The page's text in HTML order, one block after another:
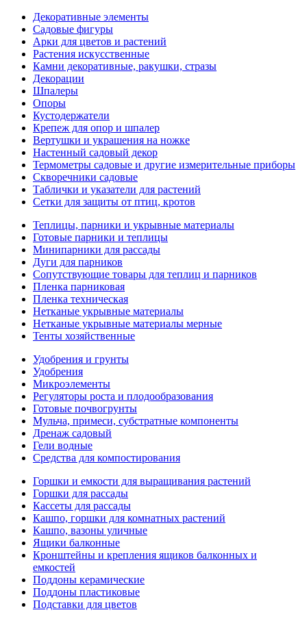
Декоративные элементы
Садовые фигуры
Арки для цветов и растений
Растения искусственные
Камни декоративные, ракушки, стразы
Декорации
Шпалеры
Опоры
Кустодержатели
Крепеж для опор и шпалер
Вертушки и украшения на ножке
Настенный садовый декор
Термометры садовые и другие измерительные приборы
Скворечники садовые
Таблички и указатели для растений
Сетки для защиты от птиц, кротов
Теплицы, парники и укрывные материалы
Готовые парники и теплицы
Минипарники для рассады
Дуги для парников
Сопутствующие товары для теплиц и парников
Пленка парниковая
Пленка техническая
Нетканые укрывные материалы
Нетканые укрывные материалы мерные
Тенты хозяйственные
Удобрения и грунты
Удобрения
Микроэлементы
Регуляторы роста и плодообразования
Готовые почвогрунты
Мульча, примеси, субстратные компоненты
Дренаж садовый
Гели водные
Средства для компостирования
Горшки и емкости для выращивания растений
Горшки для рассады
Кассеты для рассады
Кашпо, горшки для комнатных растений
Кашпо, вазоны уличные
Ящики балконные
Кронштейны и крепления ящиков балконных и
емкостей
Поддоны керамические
Поддоны пластиковые
Подставки для цветов